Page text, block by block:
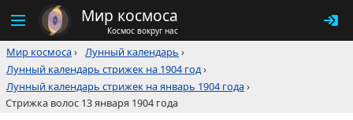
Мир космоса
Космос вокруг нас
Мир космоса› Лунный календарь ›
Лунный календарь стрижек на 1904 год›
Лунный календарь стрижек на январь 1904 года›
Стрижка волос 13 января 1904 года